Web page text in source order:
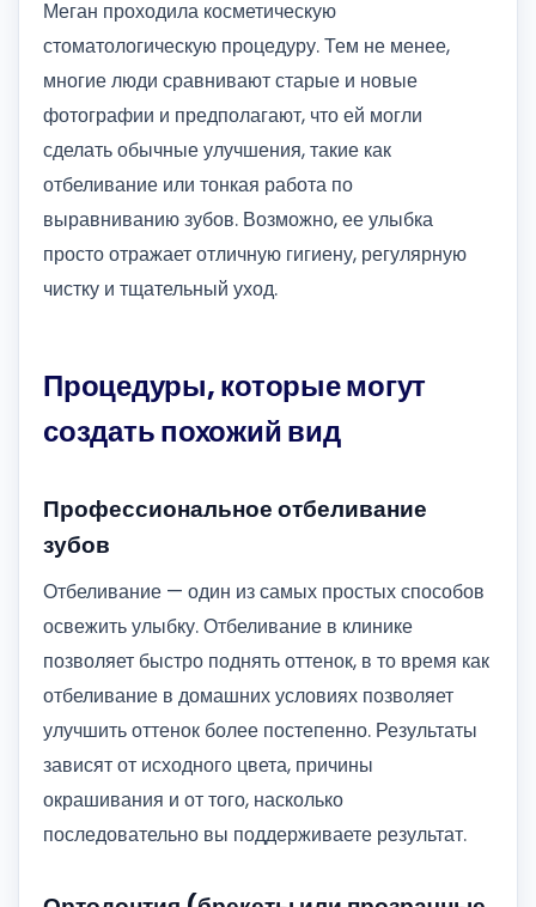
Меган проходила косметическую
стоматологическую процедуру. Тем не менее,
многие люди сравнивают старые и новые
фотографии и предполагают, что ей могли
сделать обычные улучшения, такие как
отбеливание или тонкая работа по
выравниванию зубов. Возможно, ее улыбка
просто отражает отличную гигиену, регулярную
чистку и тщательный уход.
Процедуры, которые могут
создать похожий вид
Профессиональное отбеливание
зубов
Отбеливание — один из самых простых способов
освежить улыбку. Отбеливание в клинике
позволяет быстро поднять оттенок, в то время как
отбеливание в домашних условиях позволяет
улучшить оттенок более постепенно. Результаты
зависят от исходного цвета, причины
окрашивания и от того, насколько
последовательно вы поддерживаете результат.